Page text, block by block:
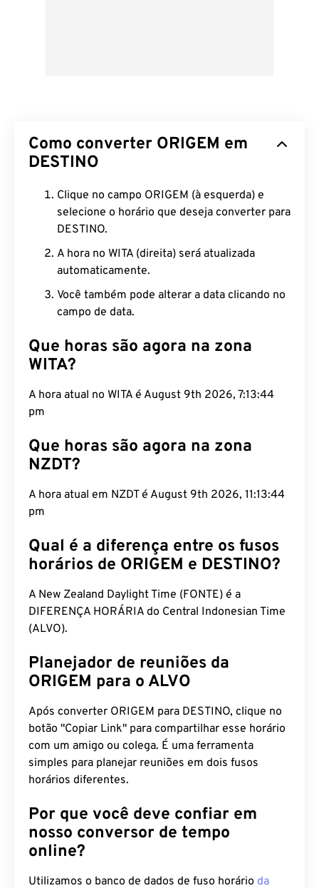
Como converter ORIGEM em
DESTINO
Clique no campo ORIGEM (à esquerda) e
selecione o horário que deseja converter para
DESTINO.
A hora no WITA (direita) será atualizada
automaticamente.
Você também pode alterar a data clicando no
campo de data.
Que horas são agora na zona
WITA?
A hora atual no WITA é August 9th 2026, 7:13:45
pm
Que horas são agora na zona
NZDT?
A hora atual em NZDT é August 9th 2026, 11:13:45
pm
Qual é a diferença entre os fusos
horários de ORIGEM e DESTINO?
A New Zealand Daylight Time (FONTE) é a
DIFERENÇA HORÁRIA do Central Indonesian Time
(ALVO).
Planejador de reuniões da
ORIGEM para o ALVO
Após converter ORIGEM para DESTINO, clique no
botão "Copiar Link" para compartilhar esse horário
com um amigo ou colega. É uma ferramenta
simples para planejar reuniões em dois fusos
horários diferentes.
Por que você deve confiar em
nosso conversor de tempo
online?
Utilizamos o banco de dados de fuso horário da